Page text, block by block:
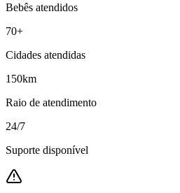
Bebês atendidos
70+
Cidades atendidas
150km
Raio de atendimento
24/7
Suporte disponível